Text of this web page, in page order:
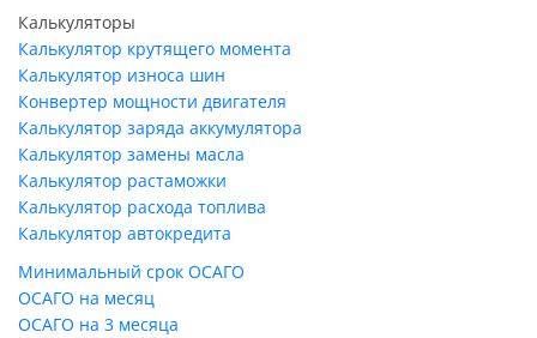
Калькуляторы
Калькулятор крутящего момента
Калькулятор износа шин
Конвертер мощности двигателя
Калькулятор заряда аккумулятора
Калькулятор замены масла
Калькулятор растаможки
Калькулятор расхода топлива
Калькулятор автокредита
Минимальный срок ОСАГО
ОСАГО на месяц
ОСАГО на 3 месяца